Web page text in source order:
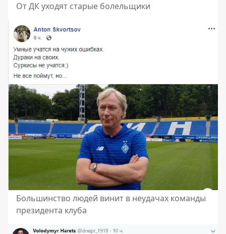
От ДК уходят старые болельщики
Большинство людей винит в неудачах команды
президента клуба